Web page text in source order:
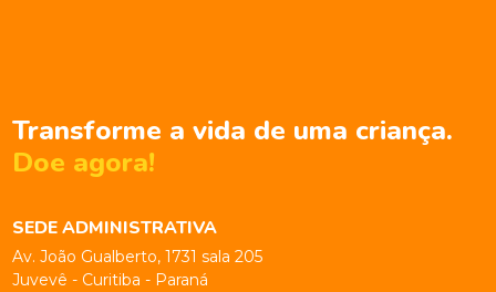
Transforme a vida de uma criança.
Doe agora!
SEDE ADMINISTRATIVA
Av. João Gualberto, 1731 sala 205
Juvevê - Curitiba - Paraná